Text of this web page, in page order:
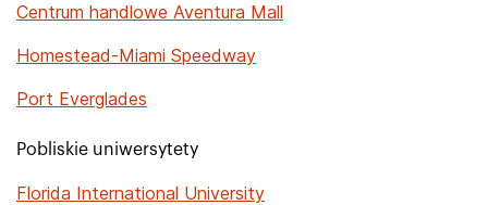
Centrum handlowe Aventura Mall
Homestead-Miami Speedway
Port Everglades
Pobliskie uniwersytety
Florida International University